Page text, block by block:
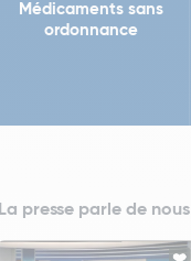
Médicaments sans
ordonnance
La presse parle de nous